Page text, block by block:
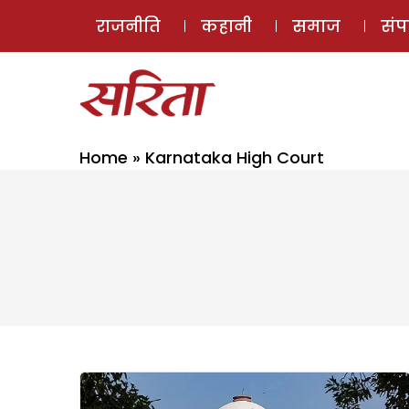
राजनीति कहानी समाज
Home » Karnataka High Court